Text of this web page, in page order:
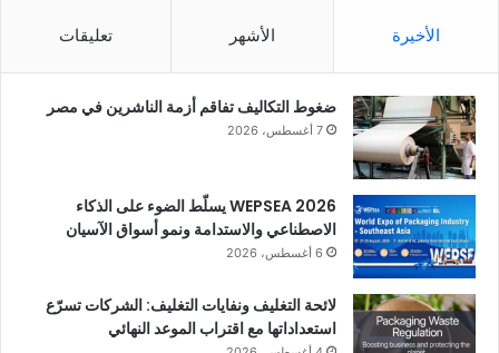
الأخيرة الأشهر تعليقات
ضغوط التكاليف تفاقم أزمة الناشرين في مصر
7 أغسطس، 2026
WEPSEA 2026 يسلّط الضوء على الذكاء
الاصطناعي والاستدامة ونمو أسواق الآسيان
6 أغسطس، 2026
لائحة التغليف ونفايات التغليف: الشركات تسرّع
استعداداتها مع اقتراب الموعد النهائي